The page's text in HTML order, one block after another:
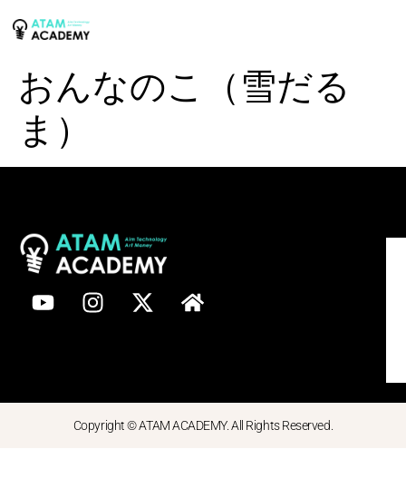
おんなのこ（雪だる
ま）
Copyright © ATAM ACADEMY. All Rights Reserved.